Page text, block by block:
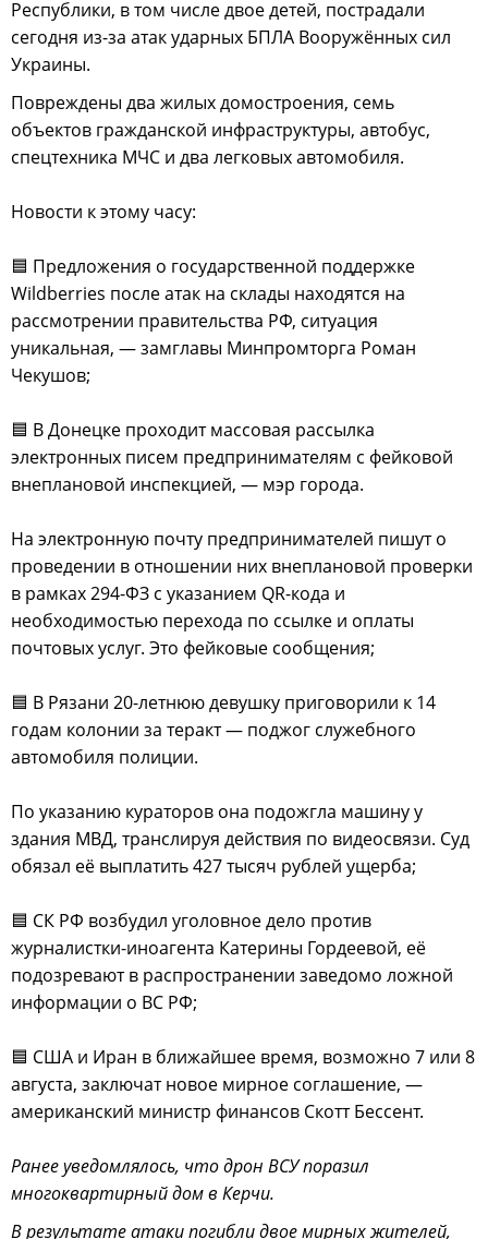
Республики, в том числе двое детей, пострадали
сегодня из-за атак ударных БПЛА Вооружённых сил
Украины.
Повреждены два жилых домостроения, семь
объектов гражданской инфраструктуры, автобус,
спецтехника МЧС и два легковых автомобиля.
Новости к этому часу:
🟦 Предложения о государственной поддержке
Wildberries после атак на склады находятся на
рассмотрении правительства РФ, ситуация
уникальная, — замглавы Минпромторга Роман
Чекушов;
🟦 В Донецке проходит массовая рассылка
электронных писем предпринимателям с фейковой
внеплановой инспекцией, — мэр города.
На электронную почту предпринимателей пишут о
проведении в отношении них внеплановой проверки
в рамках 294-ФЗ с указанием QR-кода и
необходимостью перехода по ссылке и оплаты
почтовых услуг. Это фейковые сообщения;
🟦 В Рязани 20-летнюю девушку приговорили к 14
годам колонии за теракт — поджог служебного
автомобиля полиции.
По указанию кураторов она подожгла машину у
здания МВД, транслируя действия по видеосвязи. Суд
обязал её выплатить 427 тысяч рублей ущерба;
🟦 СК РФ возбудил уголовное дело против
журналистки-иноагента Катерины Гордеевой, её
подозревают в распространении заведомо ложной
информации о ВС РФ;
🟦 CША и Иран в ближайшее время, возможно 7 или 8
августа, заключат новое мирное соглашение, —
американский министр финансов Скотт Бессент.
Ранее уведомлялось, что дрон ВСУ поразил
многоквартирный дом в Керчи.
В результате атаки погибли двое мирных жителей,